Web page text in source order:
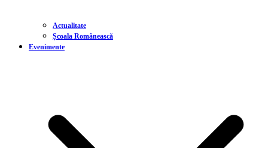
Actualitate
Școala Românească
Evenimente